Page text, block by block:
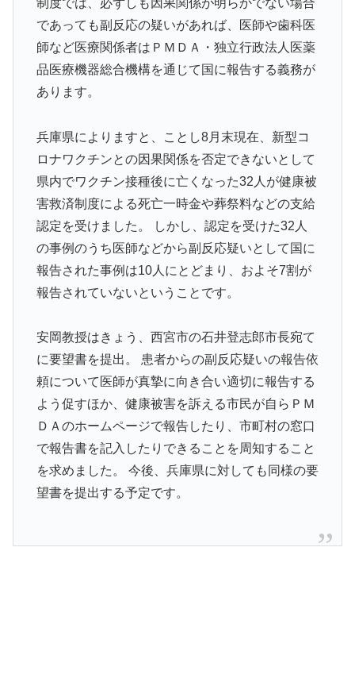
であっても副反応の疑いがあれば、医師や歯科医
師など医療関係者はＰＭＤＡ・独立行政法人医薬
品医療機器総合機構を通じて国に報告する義務が
あります。
兵庫県によりますと、ことし8月末現在、新型コ
ロナワクチンとの因果関係を否定できないとして
県内でワクチン接種後に亡くなった32人が健康被
害救済制度による死亡一時金や葬祭料などの支給
認定を受けました。 しかし、認定を受けた32人
の事例のうち医師などから副反応疑いとして国に
報告された事例は10人にとどまり、およそ7割が
報告されていないということです。
安岡教授はきょう、西宮市の石井登志郎市長宛て
に要望書を提出。 患者からの副反応疑いの報告依
頼について医師が真摯に向き合い適切に報告する
よう促すほか、健康被害を訴える市民が自らＰＭ
ＤＡのホームページで報告したり、市町村の窓口
で報告書を記入したりできることを周知すること
を求めました。 今後、兵庫県に対しても同様の要
望書を提出する予定です。